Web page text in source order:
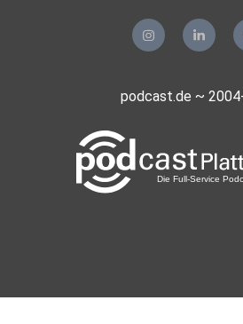
Einsichten aus meinen
Aktivitäten. Abonniere „digital
Spotify & Co. Wenn dir die Folge
bitte eine Fünf-Sterne-Bewertung!
Verwendung einer
geschlechtsneutralen Sprache an. In
podcast.de ~